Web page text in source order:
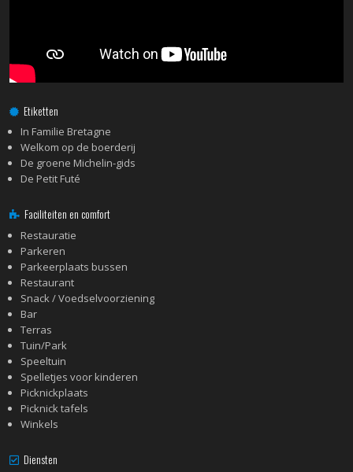
Etiketten
In Familie Bretagne
Welkom op de boerderij
De groene Michelin-gids
De Petit Futé
Faciliteiten en comfort
Restauratie
Parkeren
Parkeerplaats bussen
Restaurant
Snack / Voedselvoorziening
Bar
Terras
Tuin/Park
Speeltuin
Spelletjes voor kinderen
Picknickplaats
Picknick tafels
Winkels
Diensten